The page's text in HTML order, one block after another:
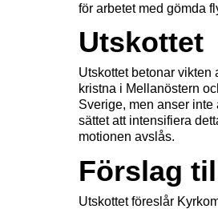
för arbetet med gömda
Utskottet
Utskottet betonar vikten
kristna i Mellanöstern
Sverige, men anser inte
sättet att intensifiera
motionen avslås.
Förslag
Utskottet föreslår